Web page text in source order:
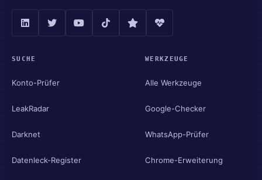
SUCHE
Konto-Prüfer
LeakRadar
Darknet
Datenleck-Register
WERKZEUGE
Alle Werkzeuge
Google-Checker
WhatsApp-Prüfer
Chrome-Erweiterung